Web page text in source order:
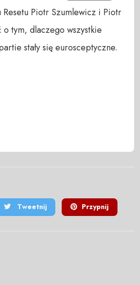
Piotr Szumlewicz i Piotr
tym, dlaczego wszystkie
stały się eurosceptyczne.
Tweetnij Przypnij